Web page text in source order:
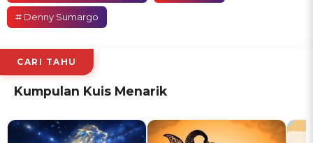
# Denny Sumargo
CARI TAHU
Kumpulan Kuis Menarik